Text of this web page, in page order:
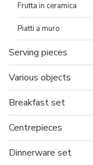
Frutta in ceramica
Piatti a muro
Serving pieces
Various objects
Breakfast set
Centrepieces
Dinnerware set